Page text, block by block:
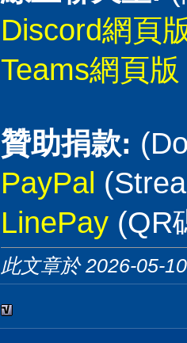
Discord網頁
Teams網頁版
贊助捐款:
PayPal
LinePay (QR
此文章於 2026-05-